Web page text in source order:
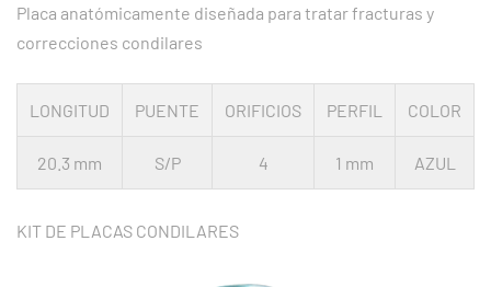
Placa anatómicamente diseñada para tratar fracturas y
correcciones condilares
LONGITUD PUENTE ORIFICIOS PERFIL COLOR
20.3 mm S/P 4 1 mm AZUL
KIT DE PLACAS CONDILARES